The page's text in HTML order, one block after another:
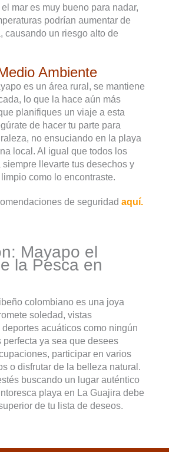
mar es muy bueno para nadar,
podrían aumentar de
causando un riesgo alto de
Ambiente
es un área rural, se mantiene
lo que la hace aún más
planifiques un viaje a esta
de hacer tu parte para
no ensuciando en la playa
local. Al igual que todos los
siempre llevarte tus desechos y
como lo encontraste.
de seguridad aquí.
Mayapo el
la Pesca en
colombiano es una joya
soledad, vistas
acuáticos como ningún
perfecta ya sea que desees
participar en varios
o disfrutar de la belleza natural.
buscando un lugar auténtico
playa en La Guajira debe
de tu lista de deseos.